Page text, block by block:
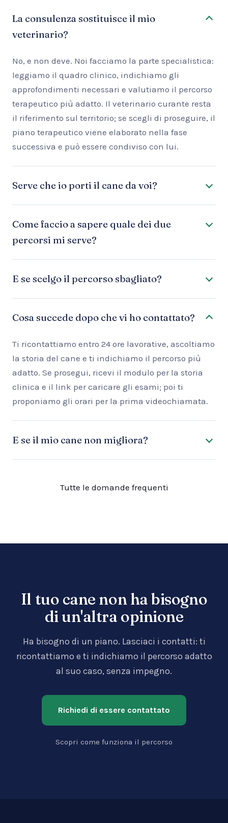
La consulenza sostituisce il mio
veterinario?
No, e non deve. Noi facciamo la parte specialistica:
leggiamo il quadro clinico, indichiamo gli
approfondimenti necessari e valutiamo il percorso
terapeutico più adatto. Il veterinario curante resta
il riferimento sul territorio; se scegli di proseguire, il
piano terapeutico viene elaborato nella fase
successiva e può essere condiviso con lui.
Serve che io porti il cane da voi?
Come faccio a sapere quale dei due
percorsi mi serve?
E se scelgo il percorso sbagliato?
Cosa succede dopo che vi ho contattato?
Ti ricontattiamo entro 24 ore lavorative, ascoltiamo
la storia del cane e ti indichiamo il percorso più
adatto. Se prosegui, ricevi il modulo per la storia
clinica e il link per caricare gli esami; poi ti
proponiamo gli orari per la prima videochiamata.
E se il mio cane non migliora?
Tutte le domande frequenti
Il tuo cane non ha bisogno
di un'altra opinione
Ha bisogno di un piano. Lasciaci i contatti: ti
ricontattiamo e ti indichiamo il percorso adatto
al suo caso, senza impegno.
Richiedi di essere contattato
Scopri come funziona il percorso